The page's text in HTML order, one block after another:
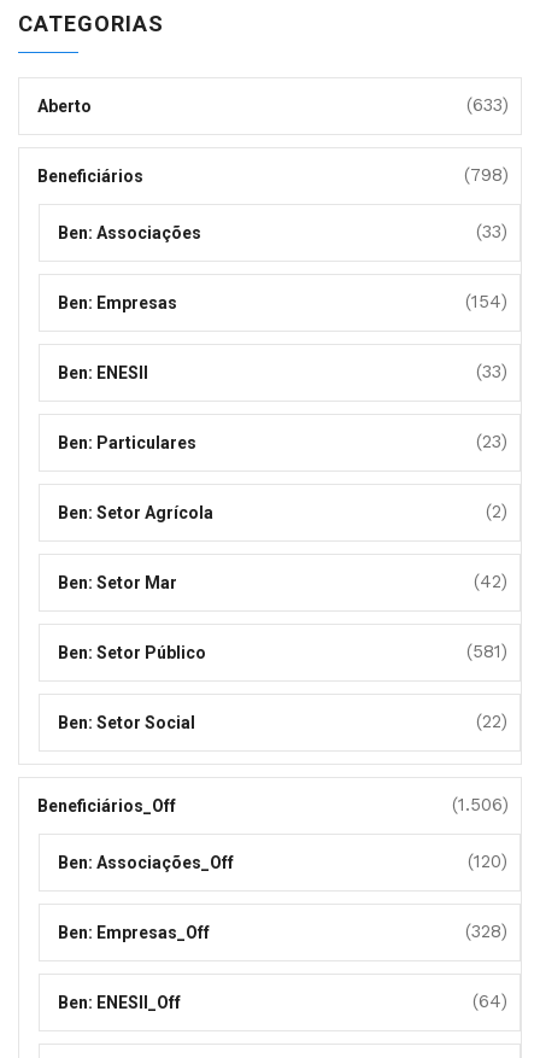
CATEGORIAS
Aberto (633)
Beneficiários (798)
Ben: Associações (33)
Ben: Empresas (154)
Ben: ENESII (33)
Ben: Particulares (23)
Ben: Setor Agrícola (2)
Ben: Setor Mar (42)
Ben: Setor Público (581)
Ben: Setor Social (22)
Beneficiários_Off (1.506)
Ben: Associações_Off (120)
Ben: Empresas_Off (328)
Ben: ENESII_Off (64)